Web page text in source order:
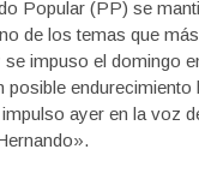
Popular (PP) se
de los temas que
impuso el domingo
endurecimiento
ayer en la voz